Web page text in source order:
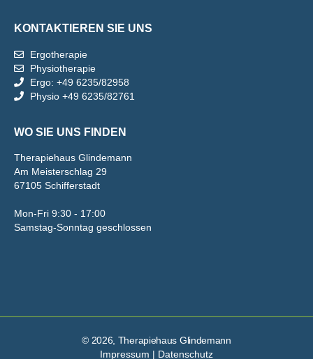
KONTAKTIEREN SIE UNS
Ergotherapie
Physiotherapie
Ergo: +49 6235/82958
Physio +49 6235/82761
WO SIE UNS FINDEN
Therapiehaus Glindemann
Am Meisterschlag 29
67105 Schifferstadt
Mon-Fri 9:30 - 17:00
Samstag-Sonntag geschlossen
© 2026, Therapiehaus Glindemann
Impressum | Datenschutz